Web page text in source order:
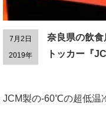
7月2日
2019年
奈良県の飲
トッカー『
JCM製の-60℃の超低温